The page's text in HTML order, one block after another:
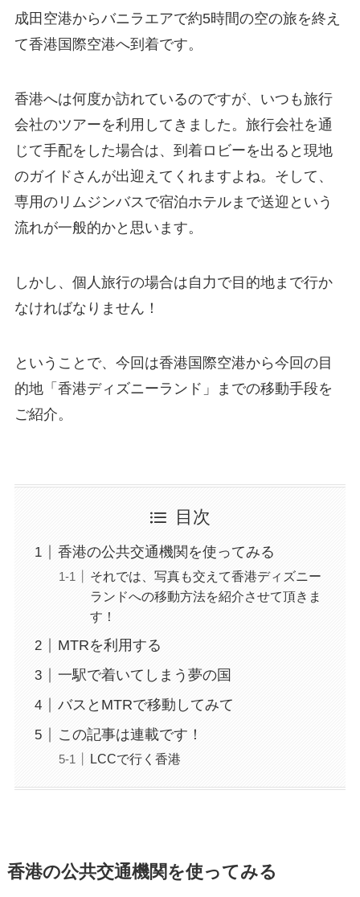
成田空港からバニラエアで約5時間の空の旅を終え
て香港国際空港へ到着です。
香港へは何度か訪れているのですが、いつも旅行
会社のツアーを利用してきました。旅行会社を通
じて手配をした場合は、到着ロビーを出ると現地
のガイドさんが出迎えてくれますよね。そして、
専用のリムジンバスで宿泊ホテルまで送迎という
流れが一般的かと思います。
しかし、個人旅行の場合は自力で目的地まで行か
なければなりません！
ということで、今回は香港国際空港から今回の目
的地「香港ディズニーランド」までの移動手段を
ご紹介。
目次
香港の公共交通機関を使ってみる
それでは、写真も交えて香港ディズニー
ランドへの移動方法を紹介させて頂きま
す！
MTRを利用する
一駅で着いてしまう夢の国
バスとMTRで移動してみて
この記事は連載です！
LCCで行く香港
香港の公共交通機関を使ってみる